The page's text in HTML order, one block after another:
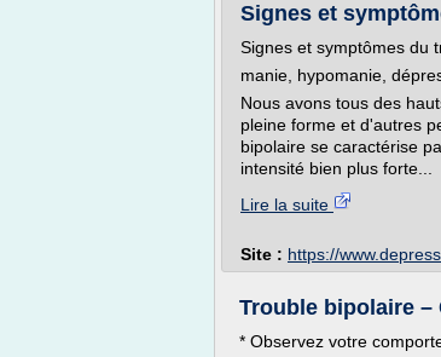
Signes et
Signes et symptômes du
manie, hypomanie,
Nous avons tous des
pleine forme et d'autres
bipolaire se caractérise
intensité bien plus forte...
Lire la suite
Site : https://
Trouble bipolaire –
* Observez votre